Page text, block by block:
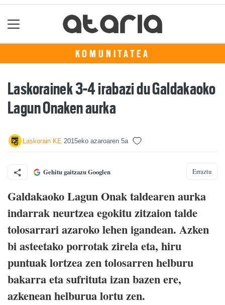
KOMUNITATEA
Laskorainek 3-4 irabazi du Galdakaoko
Lagun Onaken aurka
Laskorain KE 2015eko azaroaren 5a
Gehitu gaitzazu Googlen Erraztu
GaldakaokoLagun Onaktaldearen aurka
indarrak neurtzea egokitu zitzaion talde
tolosarrari azaroko lehen igandean. Azken
bi asteetako porrotak zirela eta, hiru
puntuak lortzea zen tolosarren helburu
bakarra eta sufrituta izan bazen ere,
azkenean helburua lortu zen.